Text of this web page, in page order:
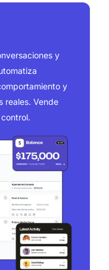
y
y
reales. Vende